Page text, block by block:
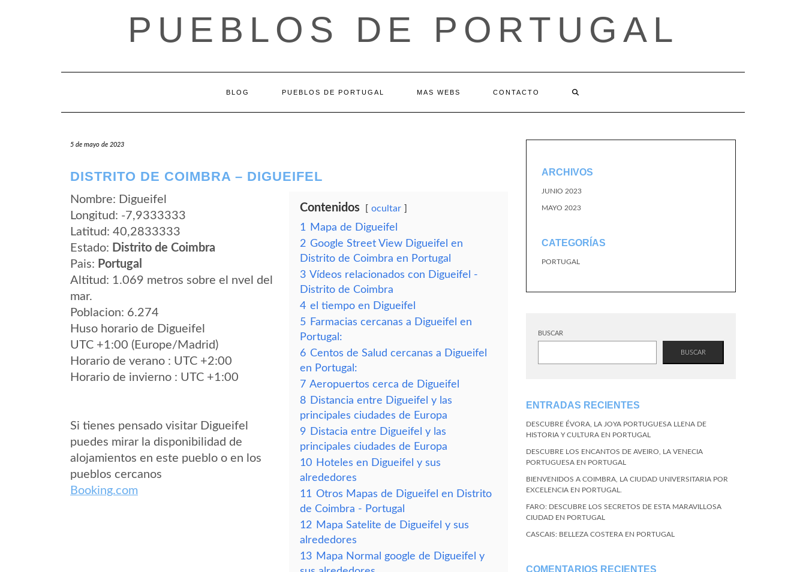
PUEBLOS DE PORTUGAL
BLOG PUEBLOS DE PORTUGAL MAS WEBS CONTACTO
5 de mayo de 2023
DISTRITO DE COIMBRA – DIGUEIFEL
Nombre: Digueifel
Longitud: -7,9333333
Latitud: 40,2833333
Estado: Distrito de Coimbra
Pais: Portugal
Altitud: 1.069 metros sobre el nvel del
mar.
Poblacion: 6.274
Huso horario de Digueifel
UTC +1:00 (Europe/Madrid)
Horario de verano : UTC +2:00
Horario de invierno : UTC +1:00
Si tienes pensado visitar Digueifel
puedes mirar la disponibilidad de
alojamientos en este pueblo o en los
pueblos cercanos
Booking.com
Contenidos ocultar
1
Mapa de Digueifel
2 Google Street View Digueifel en
Distrito de Coimbra en Portugal
3 Vídeos relacionados con Digueifel -
Distrito de Coimbra
4 el tiempo en Digueifel
5 Farmacias cercanas a Digueifel en
Portugal:
6 Centos de Salud cercanas a Digueifel
en Portugal:
7 Aeropuertos cerca de Digueifel
8 Distancia entre Digueifel y las
principales ciudades de Europa
9 Distacia entre Digueifel y las
principales ciudades de Europa
10 Hoteles en Digueifel y sus
alrededores
11 Otros Mapas de Digueifel en Distrito
de Coimbra - Portugal
12 Mapa Satelite de Digueifel y sus
alrededores
13 Mapa Normal google de Digueifel y
ARCHIVOS
JUNIO 2023
MAYO 2023
CATEGORÍAS
PORTUGAL
BUSCAR
BUSCAR
ENTRADAS RECIENTES
DESCUBRE ÉVORA, LA JOYA PORTUGUESA LLENA DE
HISTORIA Y CULTURA EN PORTUGAL
DESCUBRE LOS ENCANTOS DE AVEIRO, LA VENECIA
PORTUGUESA EN PORTUGAL
BIENVENIDOS A COIMBRA, LA CIUDAD UNIVERSITARIA POR
EXCELENCIA EN PORTUGAL.
FARO: DESCUBRE LOS SECRETOS DE ESTA MARAVILLOSA
CIUDAD EN PORTUGAL
CASCAIS: BELLEZA COSTERA EN PORTUGAL
COMENTARIOS RECIENTES